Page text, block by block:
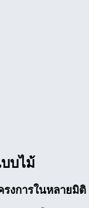
บไม้
งการในหลายมิติ